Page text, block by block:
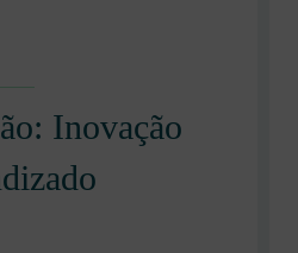
Inovação